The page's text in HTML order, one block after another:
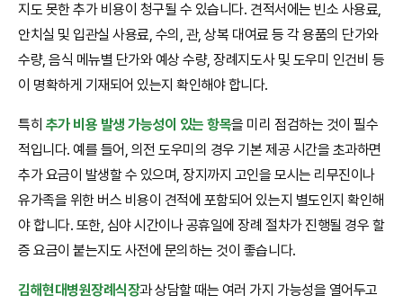
지도 못한 추가 비용이 청구될 수 있습니다. 견적서에는 빈소 사용료,
안치실 및 입관실 사용료, 수의, 관, 상복 대여료 등 각 용품의 단가와
수량, 음식 메뉴별 단가와 예상 수량, 장례지도사 및 도우미 인건비 등
이 명확하게 기재되어 있는지 확인해야 합니다.
특히 추가 비용 발생 가능성이 있는 항목을 미리 점검하는 것이 필수
적입니다. 예를 들어, 의전 도우미의 경우 기본 제공 시간을 초과하면
추가 요금이 발생할 수 있으며, 장지까지 고인을 모시는 리무진이나
유가족을 위한 버스 비용이 견적에 포함되어 있는지 별도인지 확인해
야 합니다. 또한, 심야 시간이나 공휴일에 장례 절차가 진행될 경우 할
증 요금이 붙는지도 사전에 문의하는 것이 좋습니다.
김해현대병원장례식장과 상담할 때는 여러 가지 가능성을 열어두고